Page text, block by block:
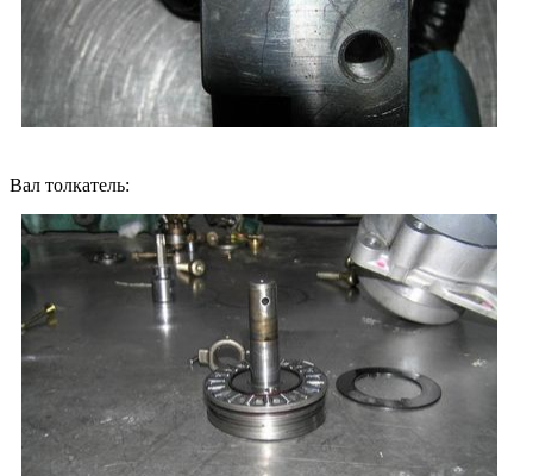
Вал толкатель: